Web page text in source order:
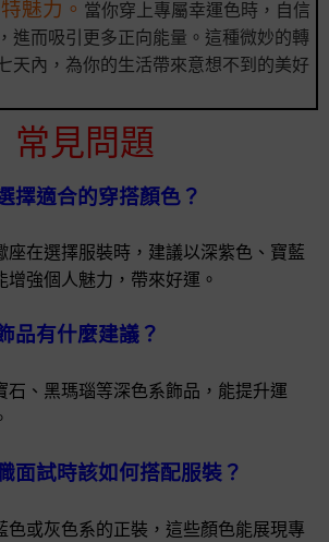
魅力。 當你穿上專屬幸運色時，自信
進而吸引更多正向能量。這種微妙的轉
天內，為你的生活帶來意想不到的美好
常見問題
擇適合的穿搭顏色？
座在選擇服裝時，建議以深紫色、寶藍
強個人魅力，帶來好運。
品有什麼建議？
石、黑瑪瑙等深色系飾品，能提升運
面試時該如何搭配服裝？
色或灰色系的正裝，這些顏色能展現專